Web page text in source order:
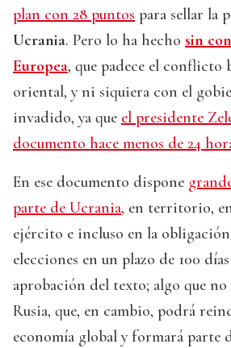
plan con 28 puntos para sellar la
Ucrania. Pero lo ha hecho sin
Europea, que padece el conflicto
oriental, y ni siquiera con el
invadido, ya que el presidente
documento hace menos de 24
En ese documento dispone
parte de Ucrania, en territorio,
ejército e incluso en la
elecciones en un plazo de 100
aprobación del texto; algo que no
Rusia, que, en cambio, podrá
economía global y formará parte